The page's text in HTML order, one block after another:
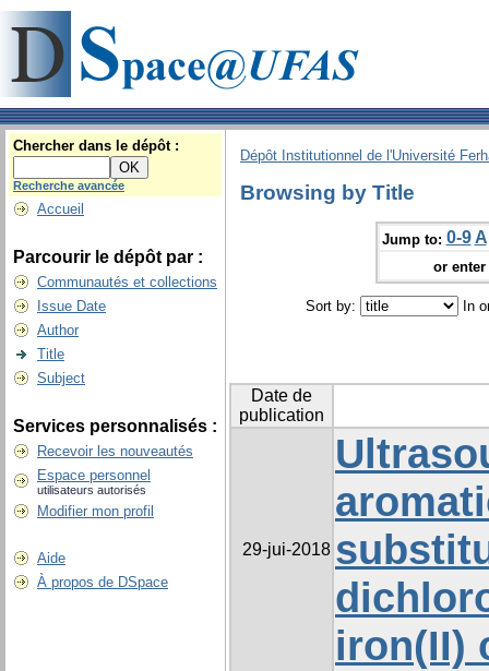
Chercher dans le dépôt :
Recherche avancée
Accueil
Parcourir le dépôt par :
Communautés et collections
Issue Date
Author
Title
Subject
Services personnalisés :
Recevoir les nouveautés
Espace personnel
utilisateurs autorisés
Modifier mon profil
Aide
À propos de DSpace
Dépôt Institutionnel de l'Université
Browsing by Title
Jump to: 0-9 A
or
Sort by: In
Date de
publication
29-jui-2018
iron(II)